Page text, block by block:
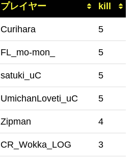
プレイヤー kill
Curihara 5
FL_mo-mon_ 5
satuki_uC 5
UmichanLoveti_uC 5
Zipman 4
CR_Wokka_LOG 3